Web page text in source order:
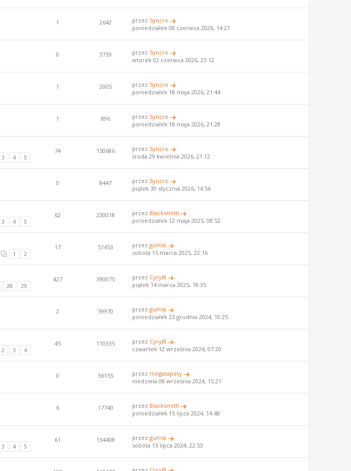
1 2642 przez Syncro
poniedziałek 08 czerwca 2026, 14:21
0 3739 przez Syncro
wtorek 02 czerwca 2026, 23:12
1 2005 przez Syncro
poniedziałek 18 maja 2026, 21:44
1 896 przez Syncro
poniedziałek 18 maja 2026, 21:28
3 4 5
74 150686 przez Syncro
środa 29 kwietnia 2026, 21:12
0 8447 przez Syncro
piątek 30 stycznia 2026, 14:56
3 4 5
62 230018 przez Blacksmith
poniedziałek 12 maja 2025, 08:52
1 2
17 51453 przezgumik
sobota 15 marca 2025, 22:16
28 29
427 390075 przez Cyryl8
piątek 14 marca 2025, 18:35
2 39970 przezgumik
poniedziałek 23 grudnia 2024, 10:25
2 3 4
45 110335 przez Cyryl8
czwartek 12 września 2024, 07:20
0 56155 przez megatapety
niedziela 08 września 2024, 15:21
6 17740 przez Blacksmith
poniedziałek 15 lipca 2024, 14:48
3 4 5
61 134408 przezgumik
sobota 13 lipca 2024, 22:53